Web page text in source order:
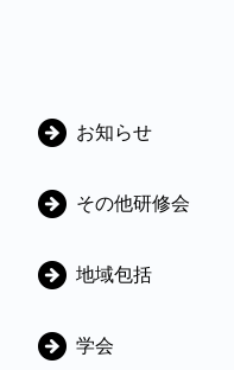
カ
ゴ
お知らせ
その他研修会
地域包括
学会